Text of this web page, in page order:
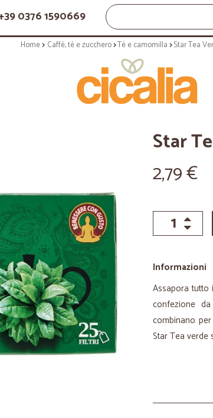
0376 1590669
Home Caffè, tè e zucchero Tè e camomilla
Star
2,79 €
Informazioni
Assapora tutto
confezione
combinano
Star Tea verde